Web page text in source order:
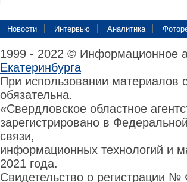
Новости Интервью Аналитика
1999 - 2022 © Информационное
Екатеринбурга
При использовании материалов
обязательна.
«Свердловское областное
зарегистрировано в
связи,
информационных технологий и
2021 года.
Свидетельство о регистрации